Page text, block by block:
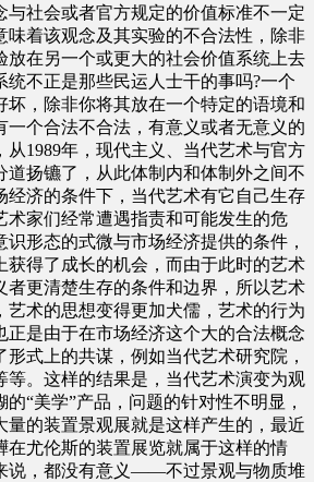
与社会或者官方规定的价值标准不一定
味着该观念及其实验的不合法性，除非
放在另一个或更大的社会价值系统上去
统不正是那些民运人士干的事吗?一个
坏，除非你将其放在一个特定的语境和
一个合法不合法，有意义或者无意义的
从1989年，现代主义、当代艺术与官方
道扬镳了，从此体制内和体制外之间不
经济的条件下，当代艺术有它自己生存
术家们经常遭遇指责和可能发生的危
识形态的式微与市场经济提供的条件，
获得了成长的机会，而由于此时的艺术
者更清楚生存的条件和边界，所以艺术
艺术的思想变得更加犬儒，艺术的行为
正是由于在市场经济这个大的合法概念
式上的共谋，例如当代艺术研究院，
等。这样的结果是，当代艺术演变为观
“美学”产品，问题的针对性不明显，
量的装置景观展就是这样产生的，最近
在尤伦斯的装置展览就属于这样的情
说，都没有意义——不过景观与物质堆